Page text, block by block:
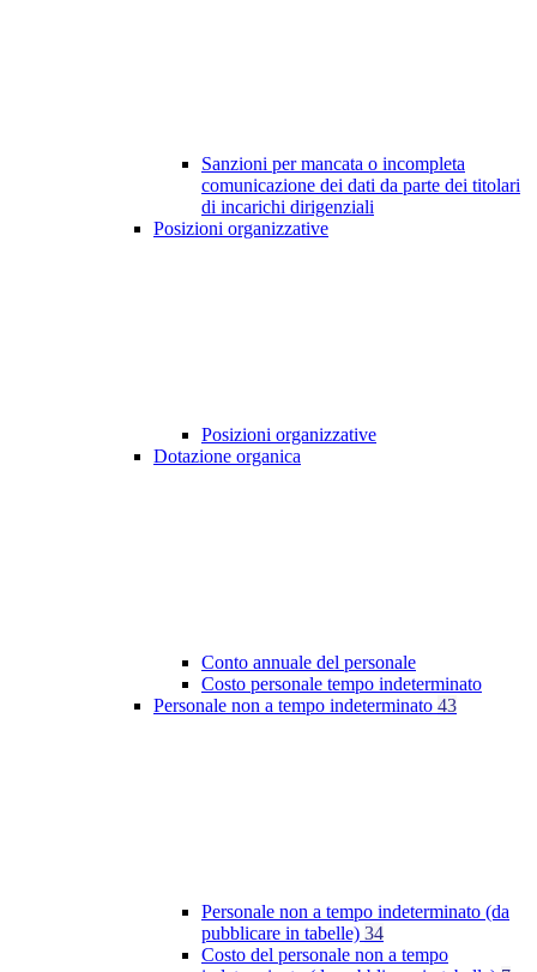
Sanzioni per mancata o incompleta
comunicazione dei dati da parte dei titolari
di incarichi dirigenziali
Posizioni organizzative
Posizioni organizzative
Dotazione organica
Conto annuale del personale
Costo personale tempo indeterminato
Personale non a tempo indeterminato 43
Personale non a tempo indeterminato (da
pubblicare in tabelle) 34
Costo del personale non a tempo